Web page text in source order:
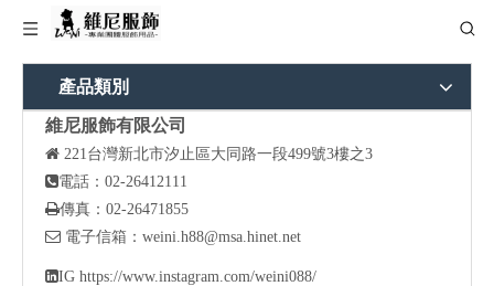
產品類別
維尼服飾有限公司
 221台灣新北市汐止區大同路一段499號3樓之3
電話：02-26412111
傳真：02-26471855
 電子信箱： weini.h88@msa.hinet.net
IG https://www.instagram.com/weini088/